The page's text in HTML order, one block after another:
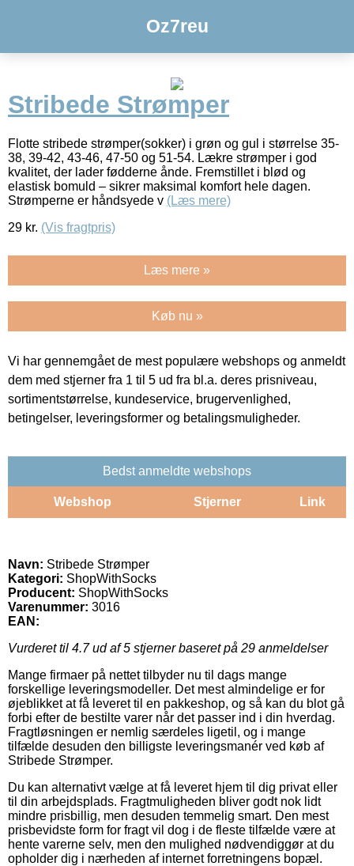
Oz7reu
Stribede Strømper
Flotte stribede strømper(sokker) i grøn og gul i størrelse 35-
38, 39-42, 43-46, 47-50 og 51-54. Lækre strømper i god
kvalitet, der lader fødderne ånde. Fremstillet i blød og
elastisk bomuld – sikrer maksimal komfort hele dagen.
Strømperne er håndsyede v (Læs mere)
29 kr. (Vis fragtpris)
Læs mere »
Køb nu »
Vi har gennemgået de mest populære webshops og anmeldt
dem med stjerner fra 1 til 5 ud fra bl.a. deres prisniveau,
sortimentstørrelse, kundeservice, brugervenlighed,
betingelser, leveringsformer og betalingsmuligheder.
Bedst anmeldte webshops
Webshop Stjerner Link
Navn: Stribede Strømper
Kategori: ShopWithSocks
Producent: ShopWithSocks
Varenummer: 3016
EAN:
Vurderet til 4.7ud af 5 stjerner baseret på 29 anmeldelser
Mange firmaer på nettet tilbyder nu til dags mange
forskellige leveringsmodeller. Det mest almindelige er for
øjeblikket at få leveret til en pakkeshop, og så kan du blot gå
forbi efter de bestilte varer når det passer ind i din hverdag.
Fragtløsningen er nemlig særdeles ligetil, og i mange
tilfælde desuden den billigste leveringsmanér ved køb af
Stribede Strømper.
Du kan alternativt vælge at få leveret hjem til dig privat eller
til din arbejdsplads. Fragtmuligheden bliver godt nok lidt
mindre prisbillig, men desuden temmelig smart. Den mest
prisbevidste form for fragt vil dog i de fleste tilfælde være at
hente varerne selv, men den mulighed nødvendiggør at du
opholder dig i nærheden af internet forretningens bopæl.